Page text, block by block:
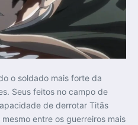
o soldado mais forte da
Seus feitos no campo de
de derrotar Titãs
entre os guerreiros mais